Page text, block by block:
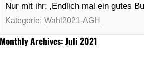
Monthly Archives: Juli 2021
Nur mit ihr: ‚Endlich mal ein gutes
Kategorie: Wahl2021-AGH